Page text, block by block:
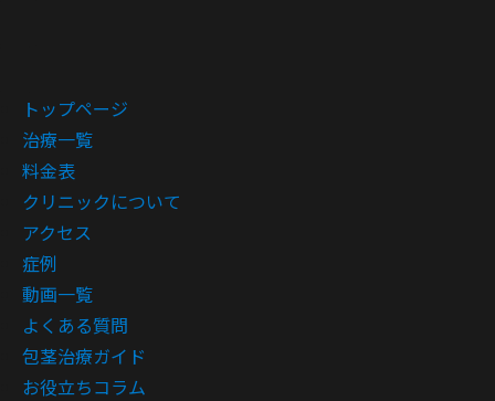
トップページ
治療一覧
料金表
クリニックについて
アクセス
症例
動画一覧
よくある質問
包茎治療ガイド
お役立ちコラム